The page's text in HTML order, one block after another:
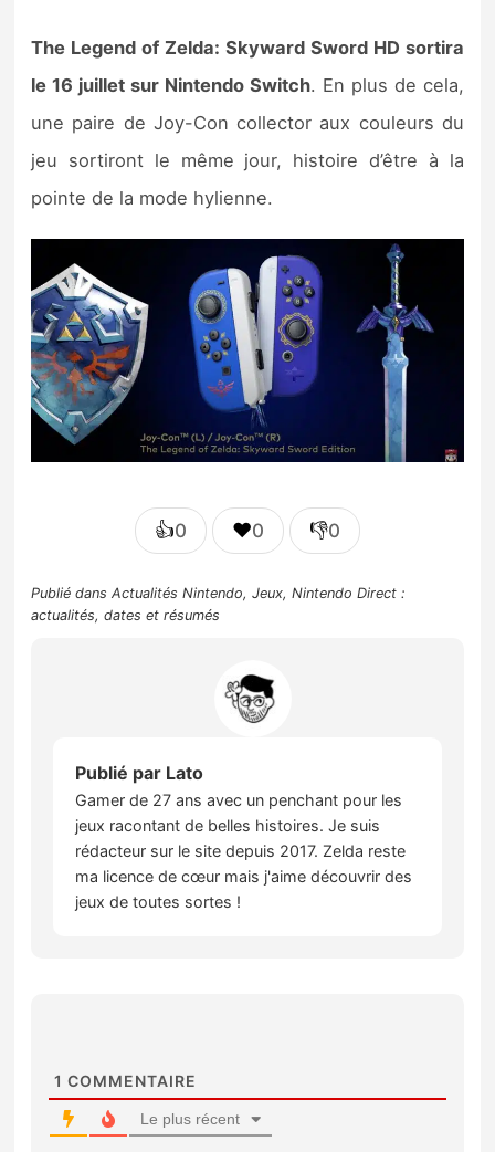
The Legend of Zelda: Skyward Sword HD sortira
le 16 juillet sur Nintendo Switch. En plus de cela,
une paire de Joy-Con collector aux couleurs du
jeu sortiront le même jour, histoire d’être à la
pointe de la mode hylienne.
👍0 ❤️0 👎0
Publié dansActualités Nintendo,Jeux,Nintendo Direct :
actualités, dates et résumés
Publié par Lato
Gamer de 27 ans avec un penchant pour les
jeux racontant de belles histoires. Je suis
rédacteur sur le site depuis 2017. Zelda reste
ma licence de cœur mais j'aime découvrir des
jeux de toutes sortes !
1 COMMENTAIRE
Le plus récent